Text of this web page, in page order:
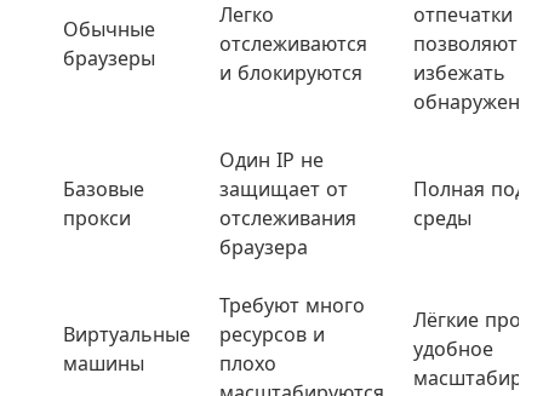
Обычные
браузеры
Легко
отслеживаются
и блокируются
отпечатки
позволяют
избежать
обнаружения
Базовые
прокси
Один IP не
защищает от
отслеживания
браузера
Полная
среды
Виртуальные
машины
Требуют много
ресурсов и
плохо
Лёгкие
удобное